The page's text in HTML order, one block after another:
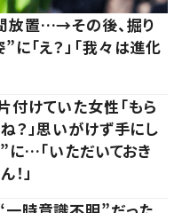
放置…→その後、掘り
「え？」「我々は進化
けていた女性「もら
？」思いがけず手にし
に…「いただいておき
！」